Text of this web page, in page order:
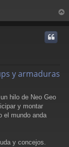
r
y armaduras
hilo de Neo Geo
y montar
el mundo anda
y concejos.